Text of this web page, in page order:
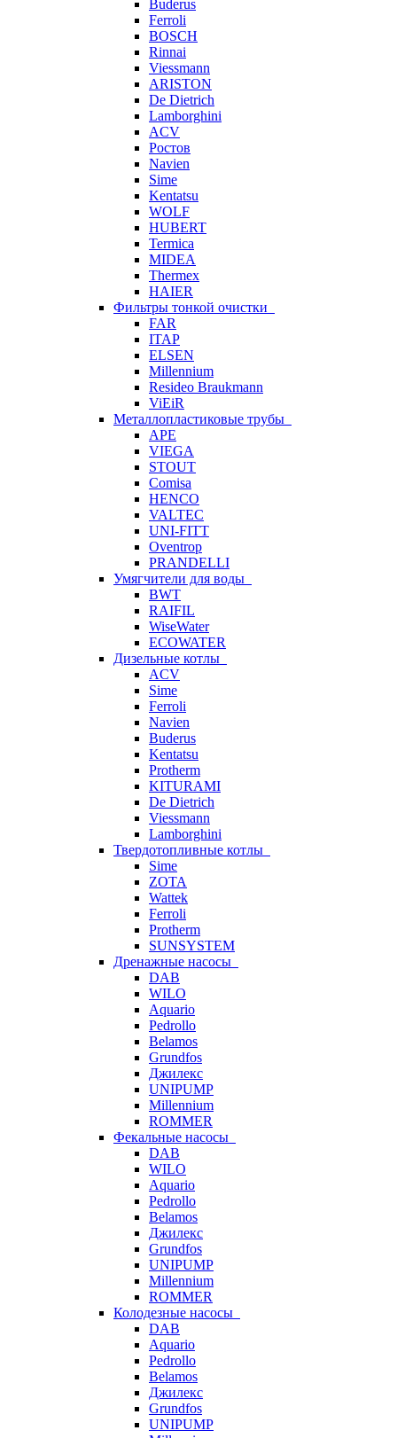
Buderus
Ferroli
BOSCH
Rinnai
Viessmann
ARISTON
De Dietrich
Lamborghini
ACV
Ростов
Navien
Sime
Kentatsu
WOLF
HUBERT
Termica
MIDEA
Thermex
HAIER
Фильтры тонкой очистки
FAR
ITAP
ELSEN
Millennium
Resideo Braukmann
ViEiR
Металлопластиковые трубы
APE
VIEGA
STOUT
Comisa
HENCO
VALTEC
UNI-FITT
Oventrop
PRANDELLI
Умягчители для воды
BWT
RAIFIL
WiseWater
ECOWATER
Дизельные котлы
ACV
Sime
Ferroli
Navien
Buderus
Kentatsu
Protherm
KITURAMI
De Dietrich
Viessmann
Lamborghini
Твердотопливные котлы
Sime
ZOTA
Wattek
Ferroli
Protherm
SUNSYSTEM
Дренажные насосы
DAB
WILO
Aquario
Pedrollo
Belamos
Grundfos
Джилекс
UNIPUMP
Millennium
ROMMER
Фекальные насосы
DAB
WILO
Aquario
Pedrollo
Belamos
Джилекс
Grundfos
UNIPUMP
Millennium
ROMMER
Колодезные насосы
DAB
Aquario
Pedrollo
Belamos
Джилекс
Grundfos
UNIPUMP